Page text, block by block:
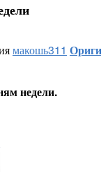
макошь311
недели.